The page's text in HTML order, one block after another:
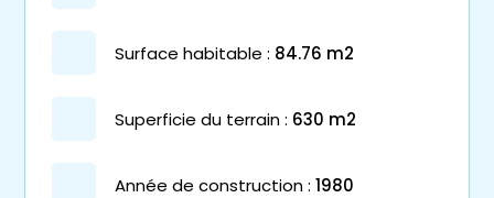
surface habitable : 84.76 m2
superficie du terrain : 630 m2
année de construction : 1980